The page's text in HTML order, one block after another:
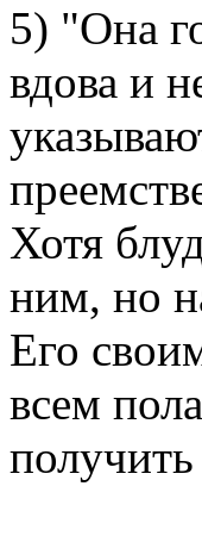
5) "Она
вдова и
Хотя
ним, но
Его
всем